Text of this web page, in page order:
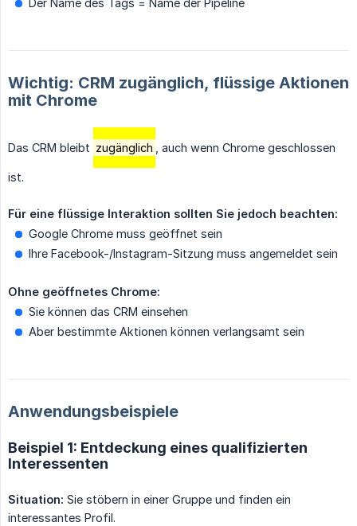
Der Name des Tags = Name der Pipeline
Wichtig: CRM zugänglich, flüssige Aktionen
mit Chrome
Das CRM bleibt zugänglich , auch wenn Chrome geschlossen
ist.
Für eine flüssige Interaktion sollten Sie jedoch beachten:
Google Chrome muss geöffnet sein
Ihre Facebook-/Instagram-Sitzung muss angemeldet sein
Ohne geöffnetes Chrome:
Sie können das CRM einsehen
Aber bestimmte Aktionen können verlangsamt sein
Anwendungsbeispiele
Beispiel 1: Entdeckung eines qualifizierten
Interessenten
Situation: Sie stöbern in einer Gruppe und finden ein
interessantes Profil.